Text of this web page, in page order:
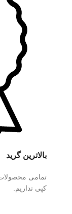
بالاترین گرید
تمامی
کپی نداریم.